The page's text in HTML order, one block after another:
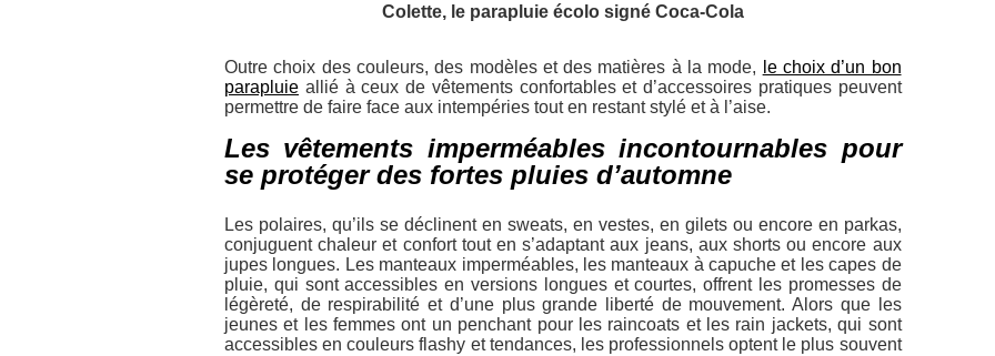
Colette, le parapluie écolo signé Coca-Cola
Outre choix des couleurs, des modèles et des matières à la mode,
le choix d’un bon
parapluie allié à ceux de vêtements confortables et d’accessoires pratiques peuvent
permettre de faire face aux intempéries tout en restant stylé et à l’aise.
Les vêtements imperméables incontournables pour
se protéger des fortes pluies d’automne
Les polaires, qu’ils se déclinent en sweats, en vestes, en gilets ou encore en parkas,
conjuguent chaleur et confort tout en s’adaptant aux jeans, aux shorts ou encore aux
jupes longues. Les manteaux imperméables, les manteaux à capuche et les capes de
pluie, qui sont accessibles en versions longues et courtes, offrent les promesses de
légèreté, de respirabilité et d’une plus grande liberté de mouvement. Alors que les
jeunes et les femmes ont un penchant pour les raincoats et les rain jackets, qui sont
accessibles en couleurs flashy et tendances, les professionnels optent le plus souvent